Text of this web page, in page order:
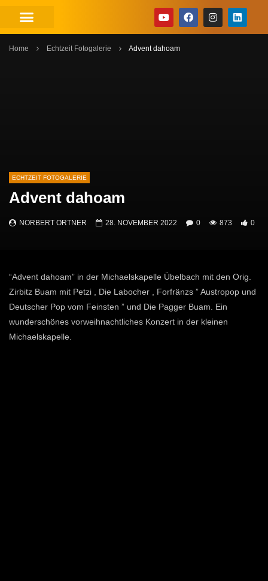
Home Echtzeit Fotogalerie Advent dahoam
ECHTZEIT FOTOGALERIE
Advent dahoam
NORBERT ORTNER 28. NOVEMBER 2022 0 873 0
“Advent dahoam” in der Michaelskapelle Übelbach mit den Orig.
Zirbitz Buam mit Petzi , Die Labocher , Forfränzs ” Austropop und
Deutscher Pop vom Feinsten ” und Die Pagger Buam. Ein
wunderschönes vorweihnachtliches Konzert in der kleinen
Michaelskapelle.